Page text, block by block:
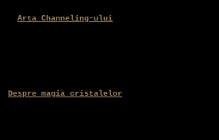
Arta Channeling-ului
Despre magia cristalelor